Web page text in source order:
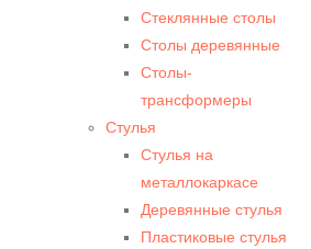
Стеклянные столы
Столы деревянные
Столы-
трансформеры
Стулья
Стулья на
металлокаркасе
Деревянные стулья
Пластиковые стулья